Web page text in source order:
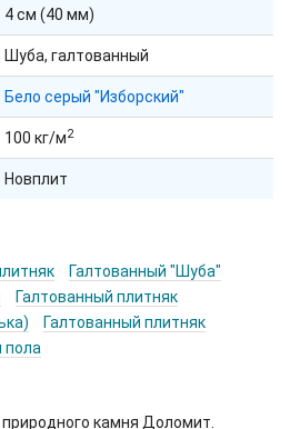
4 см (40 мм)
Шуба, галтованный
Бело серый "Изборский"
100 кг/м2
Новплит
Галтованный "Шуба"
Галтованный плитняк
Галтованный плитняк
пола
камня Доломит.